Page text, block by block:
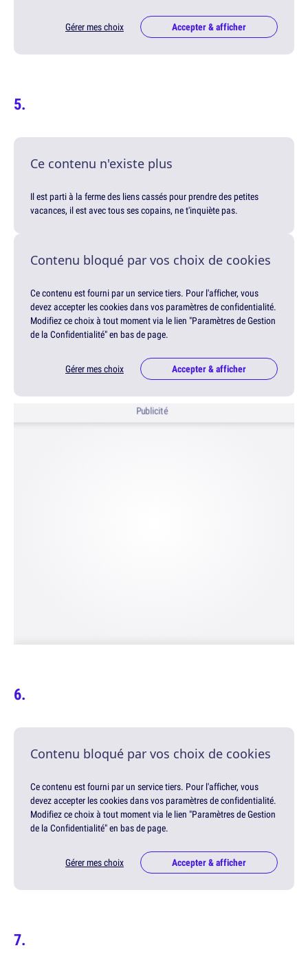
Gérer mes choix Accepter & afficher
Ce contenu n'existe plus
Il est parti à la ferme des liens cassés pour prendre des petites
vacances, il est avec tous ses copains, ne t'inquiète pas.
Contenu bloqué par vos choix de cookies
Ce contenu est fourni par un service tiers. Pour l'afficher, vous
devez accepter les cookies dans vos paramètres de confidentialité.
Modifiez ce choix à tout moment via le lien "Paramètres de Gestion
de la Confidentialité" en bas de page.
Gérer mes choix Accepter & afficher
Publicité
Contenu bloqué par vos choix de cookies
Ce contenu est fourni par un service tiers. Pour l'afficher, vous
devez accepter les cookies dans vos paramètres de confidentialité.
Modifiez ce choix à tout moment via le lien "Paramètres de Gestion
de la Confidentialité" en bas de page.
Gérer mes choix Accepter & afficher